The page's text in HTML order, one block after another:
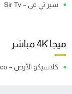
سير تي في – Sir Tv
ميجا 4K مباشر
كلاسيكو الأرض – El Clasico